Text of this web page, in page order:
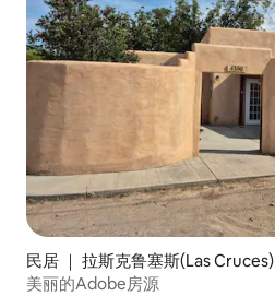
民居 ｜ 拉斯克鲁塞斯(Las Cruces)
美丽的Adobe房源